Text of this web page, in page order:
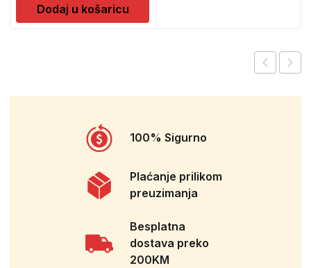
Dodaj u košaricu
100% Sigurno
Plaćanje prilikom
preuzimanja
Besplatna
dostava preko
200KM